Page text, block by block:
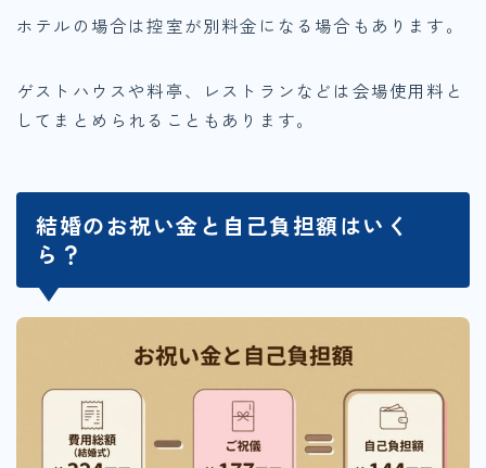
ホテルの場合は控室が別料金になる場合もあります。
ゲストハウスや料亭、レストランなどは会場使用料と
してまとめられることもあります。
結婚のお祝い金と自己負担額はいく
ら？